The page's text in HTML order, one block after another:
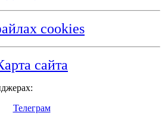
cookies
сайта
Телеграм